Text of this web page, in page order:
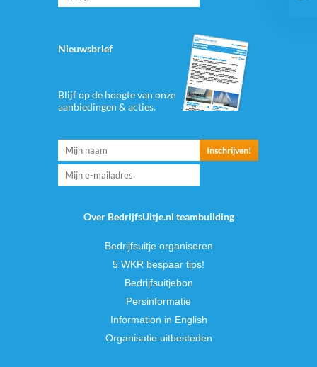
Nieuwsbrief
Blijf op de hoogte van onze
aanbiedingen & acties.
Over BedrijfsUitje.nl teambuilding
Bedrijfsuitje organiseren
5 WKR bespaar tips!
Bedrijfsuitjebon
Persinformatie
Information in English
Organisatie uitbesteden